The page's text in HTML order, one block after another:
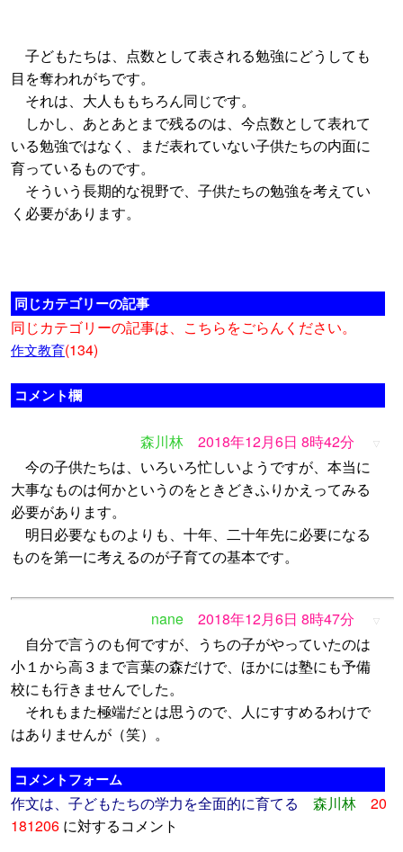
子どもたちは、点数として表される勉強にどうしても
目を奪われがちです。
それは、大人ももちろん同じです。
しかし、あとあとまで残るのは、今点数として表れて
いる勉強ではなく、まだ表れていない子供たちの内面に
育っているものです。
そういう長期的な視野で、子供たちの勉強を考えてい
く必要があります。
同じカテゴリーの記事
同じカテゴリーの記事は、こちらをごらんください。
作文教育(134)
コメント欄
森川林 2018年12月6日 8時42分 ▽
今の子供たちは、いろいろ忙しいようですが、本当に
大事なものは何かというのをときどきふりかえってみる
必要があります。
明日必要なものよりも、十年、二十年先に必要になる
ものを第一に考えるのが子育ての基本です。
nane 2018年12月6日 8時47分 ▽
自分で言うのも何ですが、うちの子がやっていたのは
小１から高３まで言葉の森だけで、ほかには塾にも予備
校にも行きませんでした。
それもまた極端だとは思うので、人にすすめるわけで
はありませんが（笑）。
コメントフォーム
作文は、子どもたちの学力を全面的に育てる 森川林
20
181206 に対するコメント